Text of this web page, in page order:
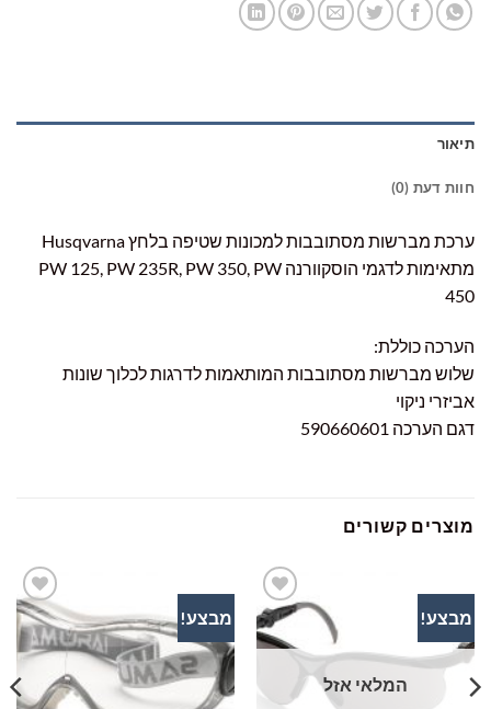
תיאור
חוות דעת (0)
ערכת מברשות מסתובבות למכונות שטיפה בלחץ Husqvarna
מתאימות לדגמי הוסקוורנה PW 125, PW 235R, PW 350, PW
450
הערכה כוללת:
שלוש מברשות מסתובבות המותאמות לדרגות לכלוך שונות
אביזרי ניקוי
דגם הערכה 590660601
מוצרים קשורים
מבצע!
הוסף
לרשימת
המשאלות
המלאי אזל
מבצע!
הוסף
לרשימת
המשאלות